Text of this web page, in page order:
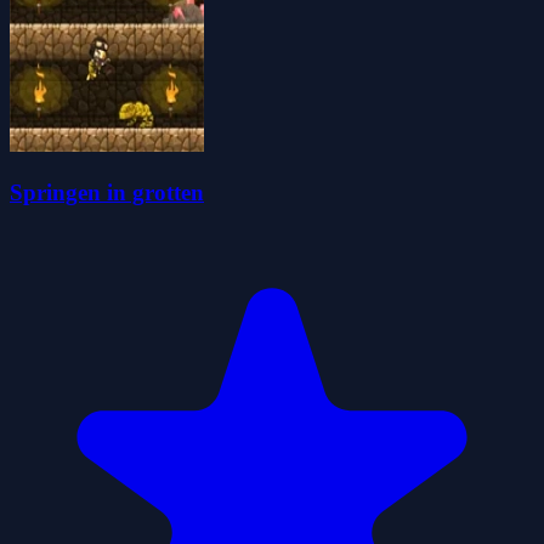
Springen in grotten